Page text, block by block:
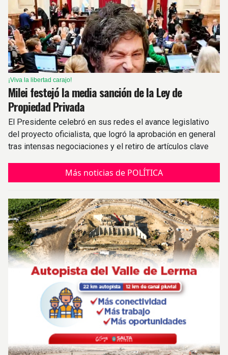
¡Viva la libertad carajo!
Milei festejó la media sanción de la Ley de
Propiedad Privada
El Presidente celebró en sus redes el avance legislativo
del proyecto oficialista, que logró la aprobación en general
tras intensas negociaciones y el retiro de artículos clave
Más noticias de POLÍTICA